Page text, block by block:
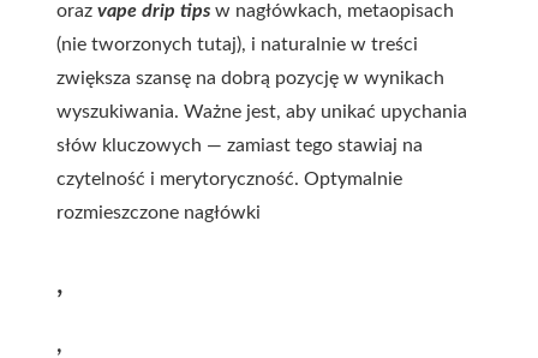
oraz vape drip tips w nagłówkach, metaopisach
(nie tworzonych tutaj), i naturalnie w treści
zwiększa szansę na dobrą pozycję w wynikach
wyszukiwania. Ważne jest, aby unikać upychania
słów kluczowych — zamiast tego stawiaj na
czytelność i merytoryczność. Optymalnie
rozmieszczone nagłówki
,
,